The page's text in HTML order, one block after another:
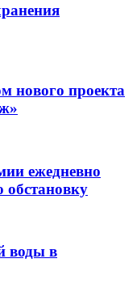
нового проекта
ежедневно
обстановку
воды в